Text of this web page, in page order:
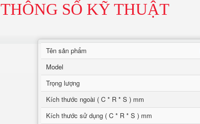
THÔNG SỐ KỸ THUẬT
Tên sản phẩm
Model
Trọng lượng
Kích thước ngoài ( C * R * S ) mm
Kích thước sử dụng ( C * R * S ) mm